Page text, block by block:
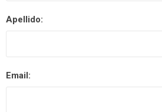
Apellido:
Email: